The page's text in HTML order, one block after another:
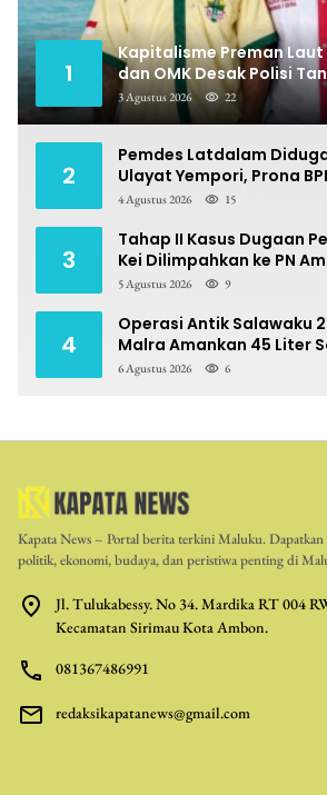
1
Kapitalisme Preman Laut
dan OMK Desak Polisi
Pungli
3 Agustus 2026 22
2
Pemdes Latdalam
Ulayat Yempori, Prona
Sengketa
4 Agustus 2026 15
3
Tahap II Kasus Dugaan
Kei Dilimpahkan ke PN
5 Agustus 2026 9
4
Operasi Antik Salawaku
Malra Amankan 45 Liter
6 Agustus 2026 6
Kapata News – Portal berita terkini Maluku.
politik, ekonomi, budaya, dan peristiwa penting di
Jl. Tulukabessy. No 34. Mardika RT 004
Kecamatan Sirimau Kota Ambon.
081367486991
redaksikapatanews@gmail.com